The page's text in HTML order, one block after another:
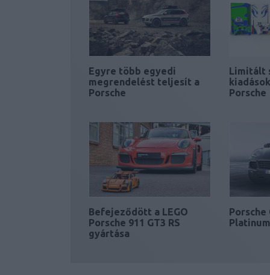
Egyre több egyedi
megrendelést teljesít a
Porsche
Limitált
Porsche
Befejeződött a LEGO
Porsche 911 GT3 RS
gyártása
Porsche
Platinum